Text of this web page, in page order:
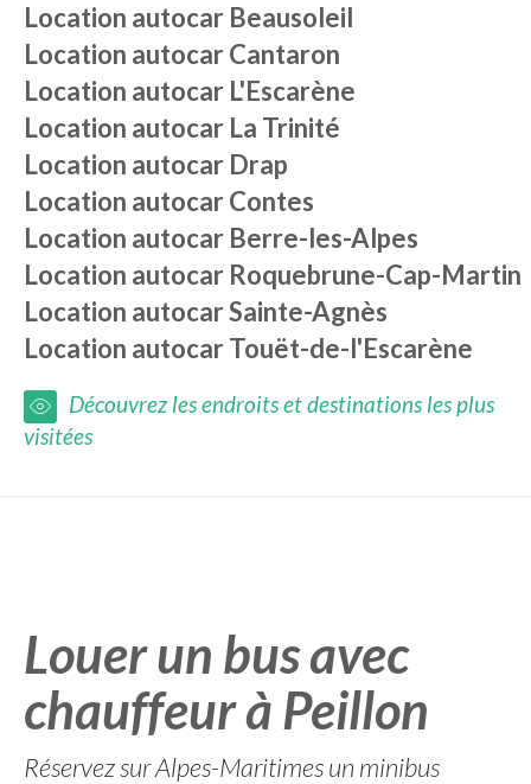
Location autocar Beausoleil
Location autocarCantaron
Location autocar L'Escarène
Location autocar La Trinité
Location autocar Drap
Location autocarContes
Location autocar Berre-les-Alpes
Location autocar Roquebrune-Cap-Martin
Location autocarSainte-Agnès
Location autocarTouët-de-l'Escarène
Découvrez les endroits et destinations les plus
visitées
Louer un bus avec
chauffeur à Peillon
Réservez sur Alpes-Maritimes un minibus